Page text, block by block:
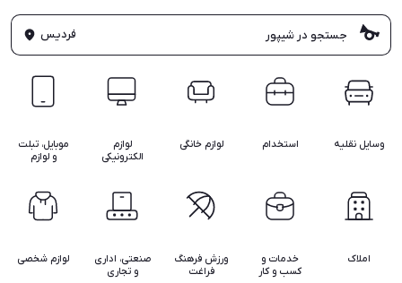
فردیس
وسایل نقلیه
املاک
استخدام
خدمات و
کسب و کار
لوازم خانگی
ورزش فرهنگ
فراغت
لوازم
الکترونیکی
صنعتی، اداری
و تجاری
موبایل، تبلت
و لوازم
لوازم شخصی